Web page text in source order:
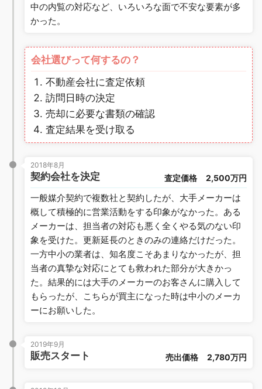
中の内覧の対応など、いろいろな面で不安な要素が多
かった。
会社選びって何するの？
不動産会社に査定依頼
訪問日時の決定
売却に必要な書類の確認
査定結果を受け取る
2018年8月
契約会社を決定 査定価格 2,500万円
一般媒介契約で複数社と契約したが、大手メーカーは
概して積極的に営業活動をする印象がなかった。ある
メーカーは、担当者の対応も悪く全くやる気のない印
象を受けた。更新延長のときのみの連絡だけだった。
一方中小の業者は、知名度こそあまりなかったが、担
当者の真摯な対応にとても救われた部分が大きかっ
た。結果的には大手のメーカーのお客さんに購入して
もらったが、こちらが買主になった時は中小のメーカ
ーにお願いした。
2019年9月
販売スタート 売出価格 2,780万円